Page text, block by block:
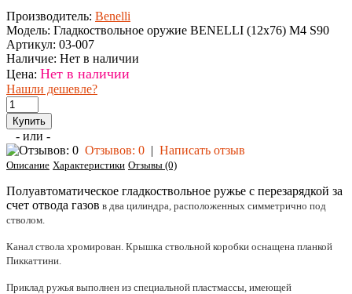
Производитель: Benelli
Модель: Гладкоствольное оружие BENELLI (12x76) M4 S90
Артикул: 03-007
Наличие: Нет в наличии
Цена: Нет в наличии
Нашли дешевле?
- или -
Отзывов: 0 | Написать отзыв
Описание Характеристики Отзывы (0)
Полуавтоматическое гладкоствольное ружье с перезарядкой за
счет отвода газов в два цилиндра, расположенных симметрично под
стволом.
Канал ствола хромирован. Крышка ствольной коробки оснащена планкой
Пиккаттини.
Приклад ружья выполнен из специальной пластмассы, имеющей